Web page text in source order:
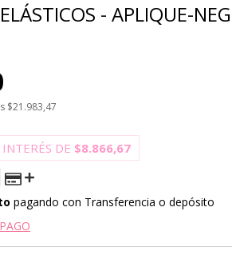
- APLIQUE-
$21.983,47
DE $8.866,67
pagando con Transferencia o depósito